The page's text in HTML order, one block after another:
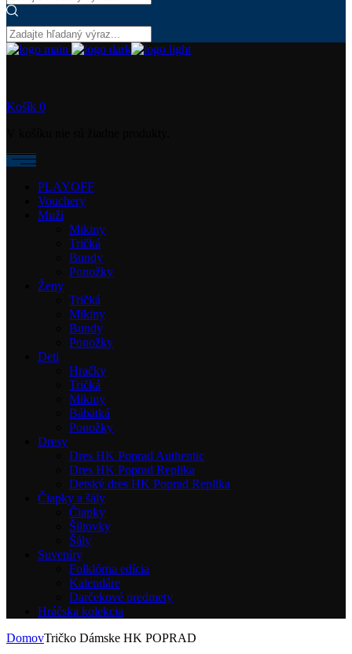
Košík 0
PLAYOFF
Vouchery
Muži
Mikiny
Tričká
Bundy
Ponožky
Ženy
Tričká
Mikiny
Bundy
Ponožky
Deti
Hračky
Tričká
Mikiny
Bábätká
Ponožky
Dresy
Dres HK Poprad Authentic
Dres HK Poprad Replika
Detský dres HK Poprad Replika
Čiapky a šály
Čiapky
Šiltovky
Šály
Suveníry
Folklórna edícia
Kalendáre
Darčekové predmety
Hráčska kolekcia
DomovTričko Dámske HK POPRAD